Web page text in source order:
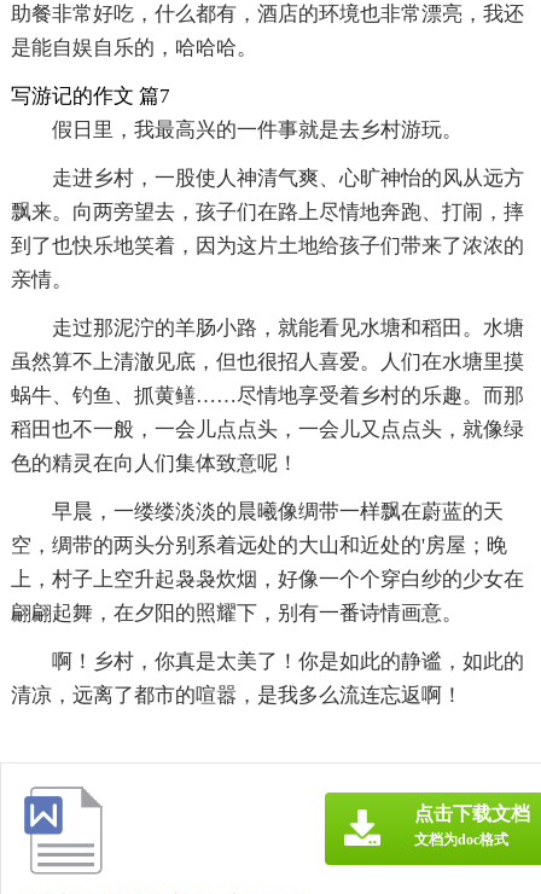
助餐非常好吃，什么都有，酒店的环境也非常漂亮，我还
是能自娱自乐的，哈哈哈。
写游记的作文 篇7
假日里，我最高兴的一件事就是去乡村游玩。
走进乡村，一股使人神清气爽、心旷神怡的风从远方
飘来。向两旁望去，孩子们在路上尽情地奔跑、打闹，摔
到了也快乐地笑着，因为这片土地给孩子们带来了浓浓的
亲情。
走过那泥泞的羊肠小路，就能看见水塘和稻田。水塘
虽然算不上清澈见底，但也很招人喜爱。人们在水塘里摸
蜗牛、钓鱼、抓黄鳝……尽情地享受着乡村的乐趣。而那
稻田也不一般，一会儿点点头，一会儿又点点头，就像绿
色的精灵在向人们集体致意呢！
早晨，一缕缕淡淡的晨曦像绸带一样飘在蔚蓝的天
空，绸带的两头分别系着远处的大山和近处的'房屋；晚
上，村子上空升起袅袅炊烟，好像一个个穿白纱的少女在
翩翩起舞，在夕阳的照耀下，别有一番诗情画意。
啊！乡村，你真是太美了！你是如此的静谧，如此的
清凉，远离了都市的喧嚣，是我多么流连忘返啊！
点击下载文档
文档为doc格式